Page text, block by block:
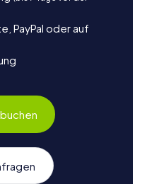
PayPal oder auf